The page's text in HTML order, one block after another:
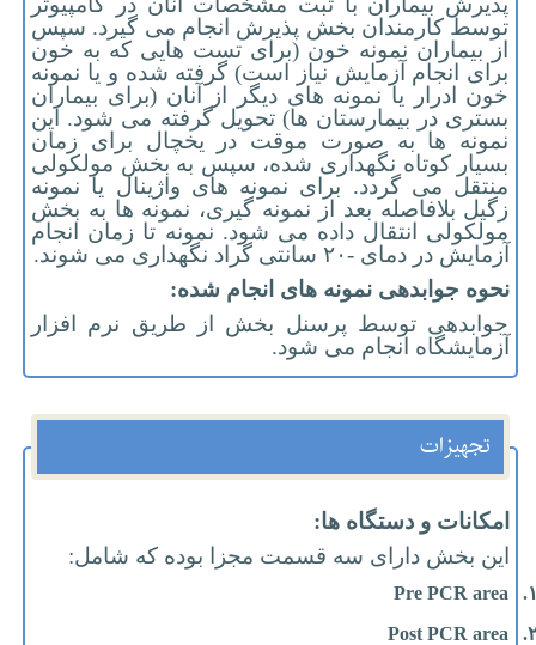
توسط کارمندان بخش پذیرش انجام می گیرد. سپس
از بیماران نمونه خون (برای تست هایی که به خون
برای انجام آزمایش نیاز است) گرفته شده و یا نمونه
خون ادرار یا نمونه های دیگر از آنان (برای بیماران
بستری در بیمارستان ها) تحویل گرفته می شود. این
نمونه ها به صورت موقت در یخچال برای زمان
بسیار کوتاه نگهداری شده، سپس به بخش مولکولی
منتقل می گردد. برای نمونه های واژینال یا نمونه
زگیل بلافاصله بعد از نمونه گیری، نمونه ها به بخش
مولکولی انتقال داده می شود. نمونه تا زمان انجام
آزمایش در دمای -۲۰ سانتی گراد نگهداری می شوند.
نحوه جوابدهی نمونه های انجام شده:
جوابدهی توسط پرسنل بخش از طریق نرم افزار
آزمایشگاه انجام می شود.
تجهیزات
امکانات و دستگاه ها:
این بخش دارای سه قسمت مجزا بوده که شامل:
Pre PCR area
Post PCR area